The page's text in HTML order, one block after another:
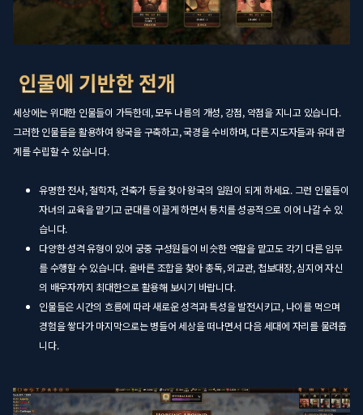
세상에는 위대한 인물들이 가득한데, 모두 나름의 개성, 강점, 약점을 지니고 있습니다.
그러한 인물들을 활용하여 왕국을 구축하고, 국경을 수비하며, 다른 지도자들과 유대 관
계를 수립할 수 있습니다.
유명한 전사, 철학자, 건축가 등을 찾아 왕국의 일원이 되게 하세요. 그런 인물들이
자녀의 교육을 맡기고 군대를 이끌게 하면서 통치를 성공적으로 이어 나갈 수 있
습니다.
다양한 성격 유형이 있어 궁중 구성원들이 비슷한 역할을 맡고도 각기 다른 임무
를 수행할 수 있습니다. 올바른 조합을 찾아 총독, 외교관, 첩보대장, 심지어 자신
의 배우자까지 최대한으로 활용해 보시기 바랍니다.
인물들은 시간의 흐름에 따라 새로운 성격과 특성을 발전시키고, 나이를 먹으며
경험을 쌓다가 마지막으로는 병들어 세상을 떠나면서 다음 세대에 자리를 물려줍
니다.